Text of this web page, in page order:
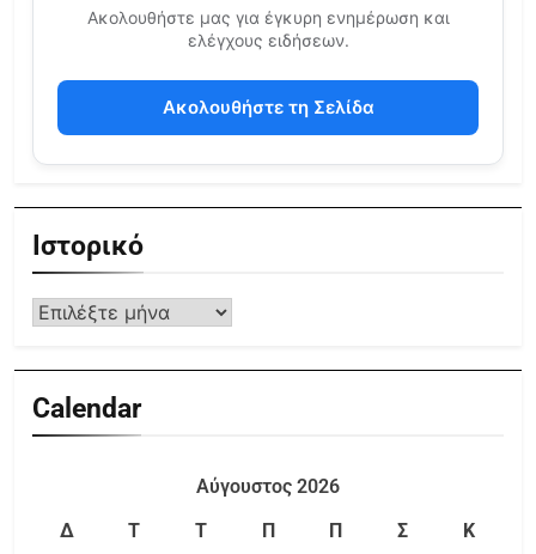
Ακολουθήστε μας για έγκυρη ενημέρωση και
ελέγχους ειδήσεων.
Ακολουθήστε τη Σελίδα
Ιστορικό
Calendar
Αύγουστος 2026
Δ
Τ Τ Π Π Σ
Κ